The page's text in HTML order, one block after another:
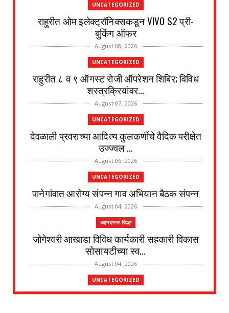
UNCATEGORIZED
राहुरीत ओम इलेक्ट्रॉनिक्सकडून VIVO S2 प्री-
बुकिंग ऑफर
August 08, 2026
UNCATEGORIZED
राहुरीत ८ व ९ ऑगस्ट रोजी ऑपरेशन शिबिर; विविध
शस्त्रक्रियांवर...
August 07, 2026
UNCATEGORIZED
देवळाली प्रवराच्या आदित्य कुलकर्णीचे वैदिक परीक्षेत
उज्ज्वल ...
August 06, 2026
UNCATEGORIZED
पानेगांवात आरोग्य संपन्न गाव अभियान बैठक संपन्न
August 04, 2026
अहमदनगर जिल्हा
जोगेश्वरी आखाडा विविध कार्यकारी सहकारी विकास
सोसायटीच्या स्व...
August 04, 2026
UNCATEGORIZED
देवळाली प्रवराच्या शेटेवाडी येथील विठ्ठल खांदे यांचे